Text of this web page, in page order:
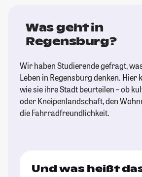
Was geht in
Regensburg?
Wir haben Studierende gefragt,
Leben in Regensburg denken. Hier
wie sie ihre Stadt beurteilen – ob
oder Kneipenlandschaft, den
die Fahrradfreundlichkeit.
Und was heißt